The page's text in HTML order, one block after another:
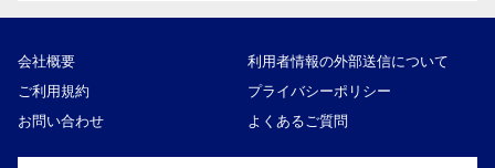
会社概要
利用者情報の外部送信について
ご利用規約
プライバシーポリシー
お問い合わせ
よくあるご質問